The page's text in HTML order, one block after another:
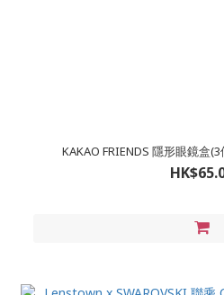
KAKAO FRIENDS 隱形眼鏡盒